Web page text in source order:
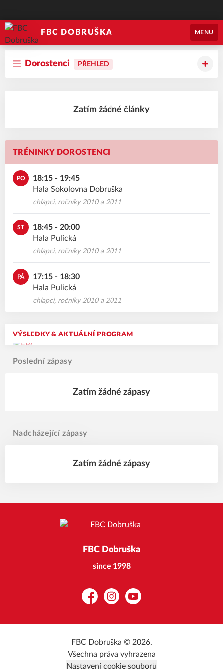
FBC DOBRUŠKA MENU
Dorostenci PŘEHLED
Zatím žádné články
TRÉNINKY DOROSTENCI
PO
18:15 - 19:45
Hala Sokolovna Dobruška
chlapci, ročníky 2010 a 2011
ST
18:45 - 20:00
Hala Pulická
chlapci, ročníky 2010 a 2011
PÁ
17:15 - 18:30
Hala Pulická
chlapci, ročníky 2010 a 2011
VÝSLEDKY & AKTUÁLNÍ PROGRAM
Poslední zápasy
Zatím žádné zápasy
Nadcházející zápasy
Zatím žádné zápasy
FBC Dobruška
since 1998
FacebookInstagramYouTube
FBC Dobruška © 2026.
Všechna práva vyhrazena
Nastavení cookie souborů